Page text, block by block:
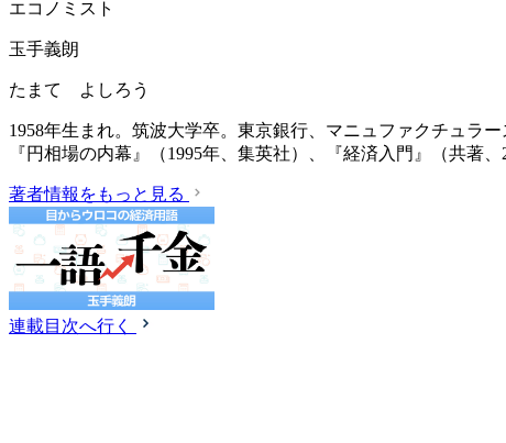
エコノミスト
玉手義朗
たまて よしろう
1958年生まれ。筑波大学卒。東京銀行、マニュファクチュラ
『円相場の内幕』（1995年、集英社）、『経済入門』（共著
著者情報をもっと見る
連載目次へ行く